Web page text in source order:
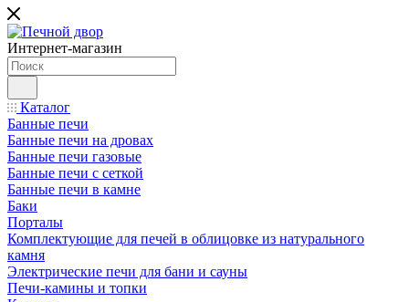
Интернет-магазин
Каталог
Банные печи
Банные печи на дровах
Банные печи газовые
Банные печи с сеткой
Банные печи в камне
Баки
Порталы
Комплектующие для печей в облицовке из натурального
камня
Электрические печи для бани и сауны
Печи-камины и топки